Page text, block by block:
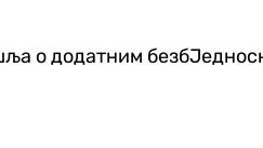
о додатним